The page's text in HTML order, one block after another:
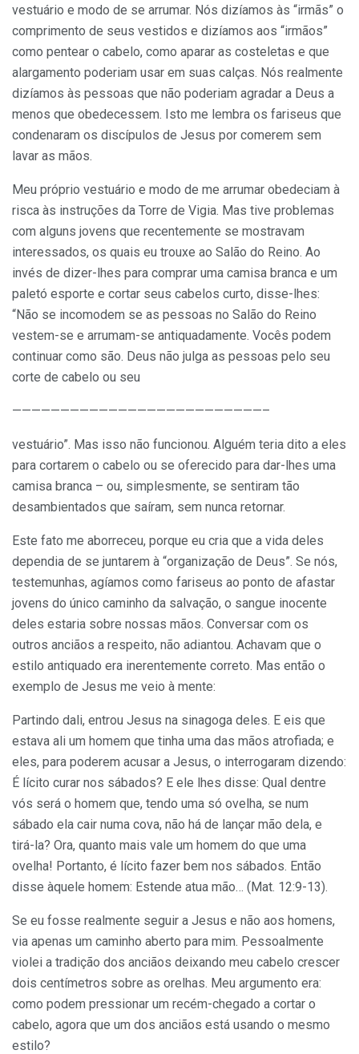
vestuário e modo de se arrumar. Nós dizíamos às “irmãs” o
comprimento de seus vestidos e dizíamos aos “irmãos”
como pentear o cabelo, como aparar as costeletas e que
alargamento poderiam usar em suas calças. Nós realmente
dizíamos às pessoas que não poderiam agradar a Deus a
menos que obedecessem. Isto me lembra os fariseus que
condenaram os discípulos de Jesus por comerem sem
lavar as mãos.
Meu próprio vestuário e modo de me arrumar obedeciam à
risca às instruções da Torre de Vigia. Mas tive problemas
com alguns jovens que recentemente se mostravam
interessados, os quais eu trouxe ao Salão do Reino. Ao
invés de dizer-lhes para comprar uma camisa branca e um
paletó esporte e cortar seus cabelos curto, disse-lhes:
“Não se incomodem se as pessoas no Salão do Reino
vestem-se e arrumam-se antiquadamente. Vocês podem
continuar como são. Deus não julga as pessoas pelo seu
corte de cabelo ou seu
——————————————————————————–
vestuário”. Mas isso não funcionou. Alguém teria dito a eles
para cortarem o cabelo ou se oferecido para dar-lhes uma
camisa branca – ou, simplesmente, se sentiram tão
desambientados que saíram, sem nunca retornar.
Este fato me aborreceu, porque eu cria que a vida deles
dependia de se juntarem à “organização de Deus”. Se nós,
testemunhas, agíamos como fariseus ao ponto de afastar
jovens do único caminho da salvação, o sangue inocente
deles estaria sobre nossas mãos. Conversar com os
outros anciãos a respeito, não adiantou. Achavam que o
estilo antiquado era inerentemente correto. Mas então o
exemplo de Jesus me veio à mente:
Partindo dali, entrou Jesus na sinagoga deles. E eis que
estava ali um homem que tinha uma das mãos atrofiada; e
eles, para poderem acusar a Jesus, o interrogaram dizendo:
É lícito curar nos sábados? E ele lhes disse: Qual dentre
vós será o homem que, tendo uma só ovelha, se num
sábado ela cair numa cova, não há de lançar mão dela, e
tirá-la? Ora, quanto mais vale um homem do que uma
ovelha! Portanto, é lícito fazer bem nos sábados. Então
disse àquele homem: Estende atua mão… (Mat. 12:9-13).
Se eu fosse realmente seguir a Jesus e não aos homens,
via apenas um caminho aberto para mim. Pessoalmente
violei a tradição dos anciãos deixando meu cabelo crescer
dois centímetros sobre as orelhas. Meu argumento era:
como podem pressionar um recém-chegado a cortar o
cabelo, agora que um dos anciãos está usando o mesmo
estilo?